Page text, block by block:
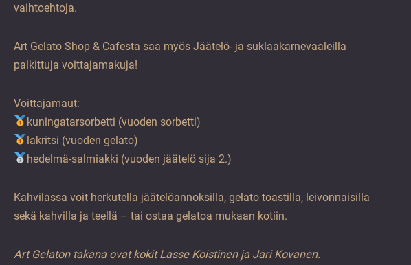
vaihtoehtoja.
Art Gelato Shop & Cafesta saa myös Jäätelö- ja suklaakarnevaaleilla
palkittuja voittajamakuja!
Voittajamaut:
kuningatarsorbetti (vuoden sorbetti)
lakritsi (vuoden gelato)
hedelmä-salmiakki (vuoden jäätelö sija 2.)
Kahvilassa voit herkutella jäätelöannoksilla, gelato toastilla, leivonnaisilla
sekä kahvilla ja teellä – tai ostaa gelatoa mukaan kotiin.
Art Gelaton takana ovat kokit Lasse Koistinen ja Jari Kovanen.